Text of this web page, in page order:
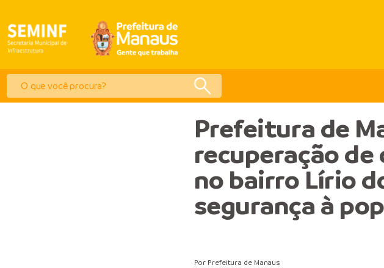
Prefeitura de
recuperação
no bairro Lírio
segurança à
Por Prefeitura de Manaus